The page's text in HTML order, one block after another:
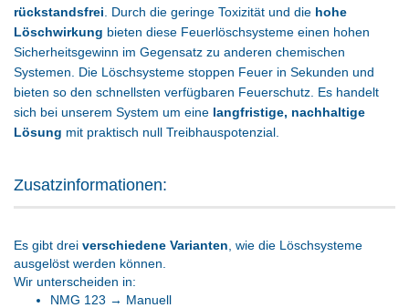
rückstandsfrei . Durch die geringe Toxizität und die hohe
Löschwirkung bieten diese Feuerlöschsysteme einen hohen
Sicherheitsgewinn im Gegensatz zu anderen chemischen
Systemen. Die Löschsysteme stoppen Feuer in Sekunden und
bieten so den schnellsten verfügbaren Feuerschutz. Es handelt
sich bei unserem System um eine langfristige, nachhaltige
Lösung mit praktisch null Treibhauspotenzial.
Zusatzinformationen:
Es gibt drei verschiedene Varianten , wie die Löschsysteme
ausgelöst werden können.
Wir unterscheiden in:
NMG 123 → Manuell